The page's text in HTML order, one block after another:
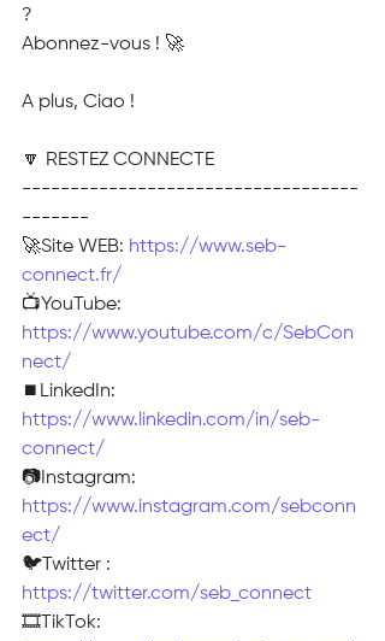
?
Abonnez-vous ! 🚀
A plus, Ciao !
🔽 RESTEZ CONNECTE
-----------------------------------
-------
🚀Site WEB: https://www.seb-
connect.fr/
📺YouTube:
https://www.youtube.com/c/SebCon
nect/
⏹️LinkedIn:
https://www.linkedin.com/in/seb-
connect/
📷Instagram:
https://www.instagram.com/sebconn
ect/
🐦Twitter :
https://twitter.com/seb_connect
🎞TikTok: